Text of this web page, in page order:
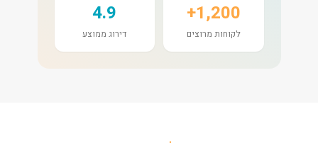
1,200+
לקוחות מרוצים
4.9
דירוג ממוצע